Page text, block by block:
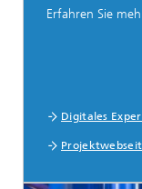
Erfahren Sie
Digitales